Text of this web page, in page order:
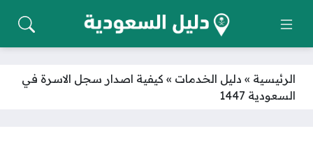
الرئيسية » دليل الخدمات » كيفية اصدار سجل الاسرة في
السعودية 1447